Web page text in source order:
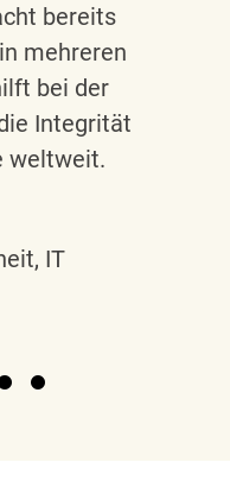
bereits
mehreren
bei der
Integrität
weltweit.
IT